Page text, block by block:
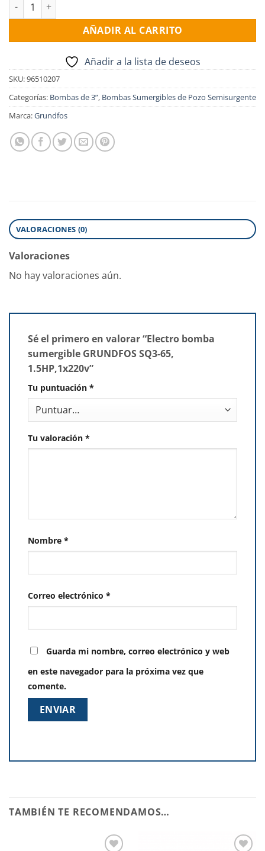
AÑADIR AL CARRITO
Añadir a la lista de deseos
SKU:96510207
Categorías: Bombas de 3”, Bombas Sumergibles de Pozo Semisurgente
Marca:Grundfos
VALORACIONES (0)
Valoraciones
No hay valoraciones aún.
Sé el primero en valorar “Electro bomba
sumergible GRUNDFOS SQ3-65,
1.5HP,1x220v”
Tu puntuación *
Tu valoración *
Nombre *
Correo electrónico *
Guarda mi nombre, correo electrónico y web
en este navegador para la próxima vez que
comente.
TAMBIÉN TE RECOMENDAMOS…